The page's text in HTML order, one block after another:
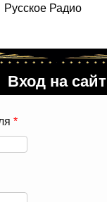
Русское Радио
Вход на сайт
*